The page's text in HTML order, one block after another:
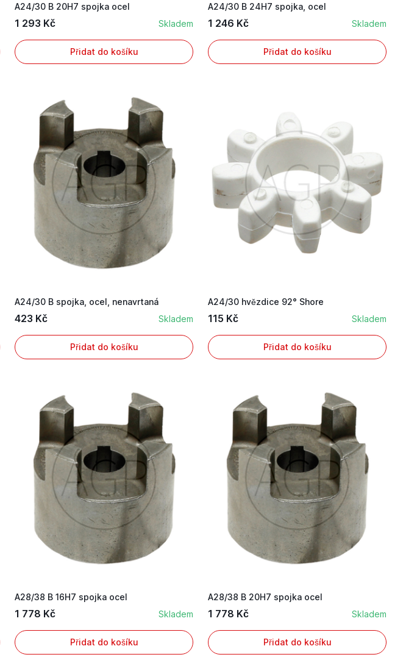
A24/30 B 20H7 spojka ocel
1 293 Kč Skladem
Přidat do košíku
A24/30 B 24H7 spojka, ocel
1 246 Kč Skladem
Přidat do košíku
A24/30 B spojka, ocel, nenavrtaná
423 Kč Skladem
Přidat do košíku
A24/30 hvězdice 92° Shore
115 Kč Skladem
Přidat do košíku
A28/38 B 16H7 spojka ocel
1 778 Kč Skladem
Přidat do košíku
A28/38 B 20H7 spojka ocel
1 778 Kč Skladem
Přidat do košíku